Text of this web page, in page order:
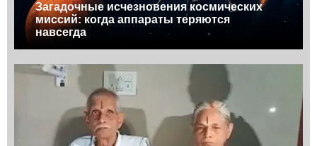
Загадочные исчезновения космических
миссий: когда аппараты теряются
навсегда